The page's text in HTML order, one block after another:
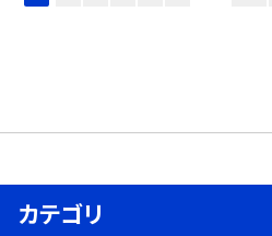
カテゴリ